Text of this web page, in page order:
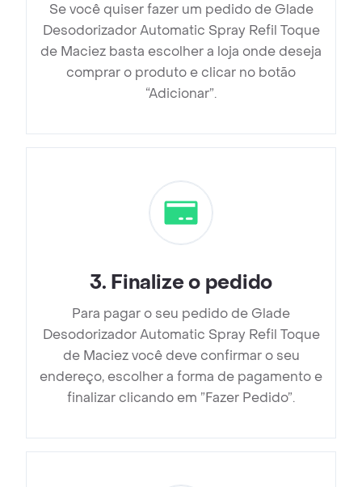
Se você quiser fazer um pedido de Glade
Desodorizador Automatic Spray Refil Toque
de Maciez basta escolher a loja onde deseja
comprar o produto e clicar no botão
“Adicionar”.
3. Finalize o pedido
Para pagar o seu pedido de Glade
Desodorizador Automatic Spray Refil Toque
de Maciez você deve confirmar o seu
endereço, escolher a forma de pagamento e
finalizar clicando em ”Fazer Pedido”.